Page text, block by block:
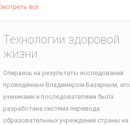
все
Технологии здоровой
жизни
Опираясь на результаты исследований
проведённых Владимиром Базарным, его
учениками и последователями была
разработана система перевода
образовательных учреждений страны на